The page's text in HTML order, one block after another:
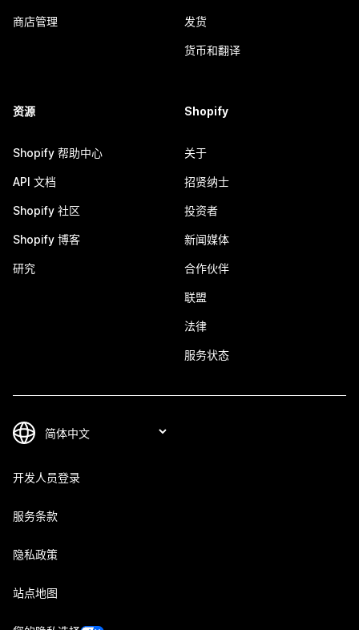
商店管理 发货
货币和翻译
资源
Shopify 帮助中心
API 文档
Shopify 社区
Shopify 博客
研究
Shopify
关于
招贤纳士
投资者
新闻媒体
合作伙伴
联盟
法律
服务状态
开发人员登录
服务条款
隐私政策
站点地图